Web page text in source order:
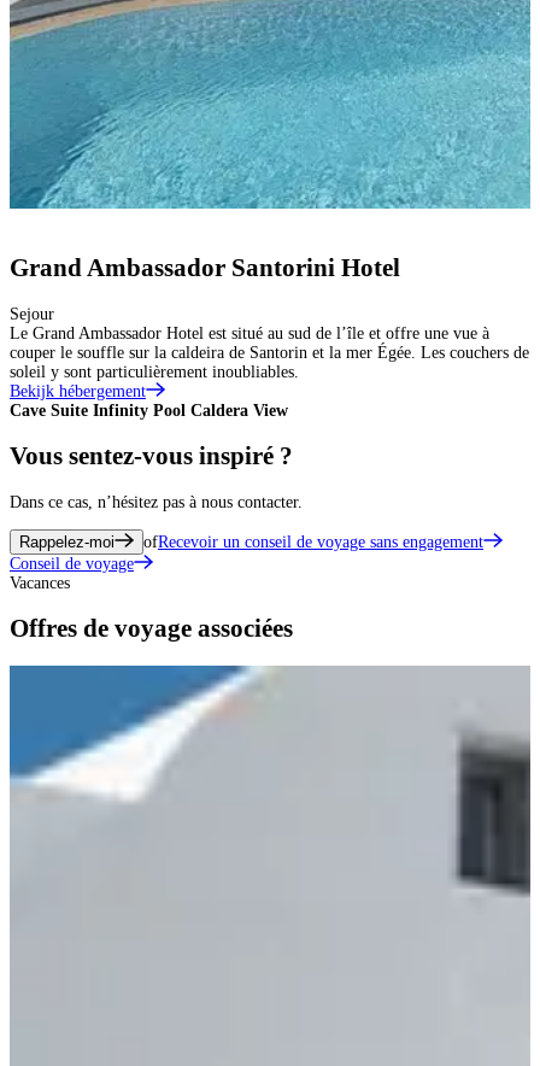
Grand Ambassador Santorini Hotel
Sejour
Le Grand Ambassador Hotel est situé au sud de l’île et offre une vue à
couper le souffle sur la caldeira de Santorin et la mer Égée. Les couchers de
soleil y sont particulièrement inoubliables.
Bekijk hébergement
Cave Suite Infinity Pool Caldera View
Vous sentez-vous inspiré ?
Dans ce cas, n’hésitez pas à nous contacter.
Rappelez-moi ofRecevoir un conseil de voyage sans engagement
Conseil de voyage
Vacances
Offres de voyage associées